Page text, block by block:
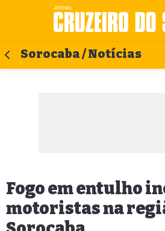
Sorocaba / Notícias
Fogo em entulho
motoristas na